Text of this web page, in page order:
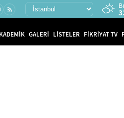
GALERİ LİSTELER FİKRİYAT TV